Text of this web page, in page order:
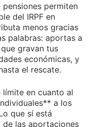
permiten
del IRPF en
menos gracias
palabras: aportas a
gravan tus
económicas, y
el rescate.
en cuanto al
a los
que sí está
las aportaciones